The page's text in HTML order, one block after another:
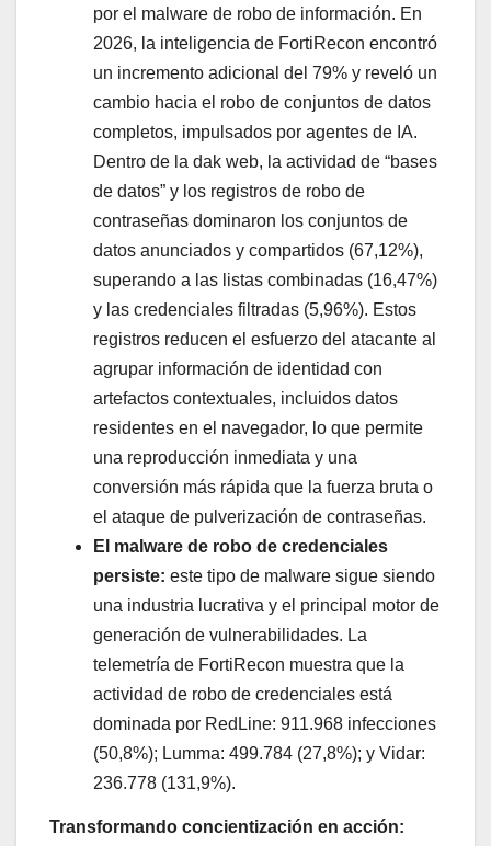
por el malware de robo de información. En
2026, la inteligencia de FortiRecon encontró
un incremento adicional del 79% y reveló un
cambio hacia el robo de conjuntos de datos
completos, impulsados por agentes de IA.
Dentro de la dak web, la actividad de “bases
de datos” y los registros de robo de
contraseñas dominaron los conjuntos de
datos anunciados y compartidos (67,12%),
superando a las listas combinadas (16,47%)
y las credenciales filtradas (5,96%). Estos
registros reducen el esfuerzo del atacante al
agrupar información de identidad con
artefactos contextuales, incluidos datos
residentes en el navegador, lo que permite
una reproducción inmediata y una
conversión más rápida que la fuerza bruta o
el ataque de pulverización de contraseñas.
El malware de robo de credenciales
persiste: este tipo de malware sigue siendo
una industria lucrativa y el principal motor de
generación de vulnerabilidades. La
telemetría de FortiRecon muestra que la
actividad de robo de credenciales está
dominada por RedLine: 911.968 infecciones
(50,8%); Lumma: 499.784 (27,8%); y Vidar:
236.778 (131,9%).
Transformando concientización en acción: